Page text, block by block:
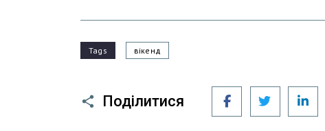
Tags вікенд
Поділитися
Facebook Twitter